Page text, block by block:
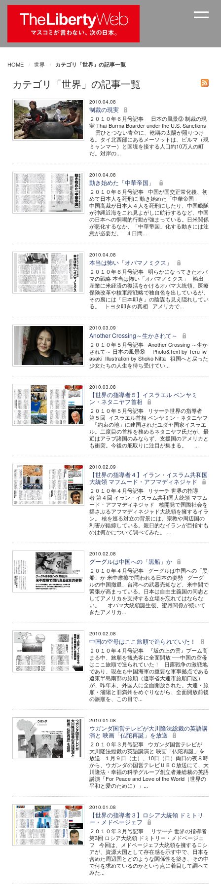
HOME 世界 カテゴリ「世界」の記事一覧
カテゴリ「世界」の記事一覧
2010.04.08
制裁の現実
２０１０年６月号記事 日本の風景⑨ 制裁の現
実 Thai-Burma Boarder under the U.S. Sanctions
雲ひとつない青空に、乾期の太陽が照りつけ
る。タイ北西部にあるメーソットは、ビルマ（現
ミャンマー）と国境を接する人口約10万人の町
だ。対岸の...
2010.04.08
動き始めた「中華帝国」
２０１０年６月号記事 中国が国交正常化後、初
めて日本人を死刑に 動き始めた「中華帝国」
中国高裁が日本人４人を死刑にしたり、中国艦隊
が沖縄近海をこれ見よがしに航行するなど、中国
の日本への恫喝的行動が強まっている。日米関係
が悪化するなか、「中華帝国」化する動きには注
意が必要だ。 ４日間...
2010.04.08
本当は怖い「オバマノミクス」
２０１０年６月号記事 明らかになってきたオバ
マの戦略 本当は怖い「オバマノミクス」 輸出
産業に米経済の復活をかけるオバマ大統領。医療
保険改革や核軍縮戦略で独自色を出しているが、
その裏には「日本叩き」の陰謀も見え隠れしてい
る。 トヨタ叩きの真相 アメリカで...
2010.03.09
Another Crossing～生かされて～
２０１０年５月号記事 Another Crossing ～生か
されて～ 日本の風景⑧ Photo&Text by Teru Iw
asaki Illustration by Shoko Nitta 祖国へと戻った
少女たちの人生を待ち受けてい...
2010.03.08
【世界の指導者５】イスラエル ベンヤミ
ン・ネタニヤフ首相
２０１０年５月号記事 リサーチ世界の指導者
第５回 イスラエル首相 ベンヤミン・ネタニヤフ
「約束の地」に建国されたユダヤ国家イスラエ
ル。二度目の首相を務めるネタニヤフ氏だが、最
近はアラブ諸国のみならず、支援国のアメリカと
も衝突。今後の舵取りに注目が集まる。 ...
2010.02.09
【世界の指導者４】イラン・イスラム共和国
大統領 マフムード・アフマディネジャド
２０１０年４月号記事 リサーチ 世界の指導
者 第４回 イラン・イスラム共和国大統領 マフム
ード・アフマディネジャド 核開発で国際社会を
揺さぶるアフマディネジャド大統領を擁するイラ
ン。 核を巡る対立の背景には、宗教や周辺国の
利害が錯綜している。親日的なイランが目指すも
のは何かについて調べてみた。 ...
2010.02.08
グーグルは中国への「黒船」か
２０１０年４月号記事 グーグルは中国への「黒
船」か 米中摩擦で問われる日本の姿勢 グーグ
ルの中国撤退、台湾への武器売却など、米中間で
緊張が高まっている。日本は自由主義国の同志と
してアメリカを支持する立場を忘れてはならな
い。 オバマ大統領誕生後、蜜月関係が続いて
きたアメリカ...
2010.02.08
中国の空母はここ旅順で造られていた！
２０１０年４月号記事 『坂の上の雲』ブーム高
まる中、旅順を観光客に全面開放 ──中国の空母
はここ旅順で造られていた！ 日露戦争の激戦地
であり、現在も中国海軍の重要な軍事拠点である
遼東半島南部の旅順（遼寧省大連市旅順口区）
が、昨年末、外国人に全面開放された。大連・旅
順・瀋陽と旧満州をめぐりながら、全面開放前後
の旅順を、この目で...
2010.01.08
ウガンダ国営テレビが大川隆法総裁の英語講
演と 映画「仏陀再誕」を放送
２０１０年３月号記事 ウガンダ国営テレビが
大川隆法総裁の英語講演と 映画「仏陀再誕」を
放送 １月９日（土）、10日（日）両日の夜８時
から、ウガンダの国営テレビＵＢＣ放送にて、大
川隆法・幸福の科学グループ創立者兼総裁の英語
講演「For Peace and Love of the World（世界の
平和と愛のために）」...
2010.01.08
【世界の指導者３】ロシア大統領 ドミトリ
ー・メドベージェフ
２０１０年３月号記事 リサーチ 世界の指導者
第3回 ロシア大統領 ドミトリー・メドベージェ
フ 今回は、メドベージェフ大統領を擁するロシ
アが、資源大国として存在感を示す中で、日本を
含めた周辺国とどのような関係性を築き、その中
で何を求めているのかという点に着目して調べて
みた...